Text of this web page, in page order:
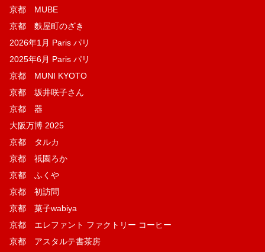
京都 MUBE
京都 麩屋町のざき
2026年1月 Paris パリ
2025年6月 Paris パリ
京都 MUNI KYOTO
京都 坂井咲子さん
京都 器
大阪万博 2025
京都 タルカ
京都 祇園ろか
京都 ふくや
京都 初訪問
京都 菓子wabiya
京都 エレファント ファクトリー コーヒー
京都 アスタルテ書茶房